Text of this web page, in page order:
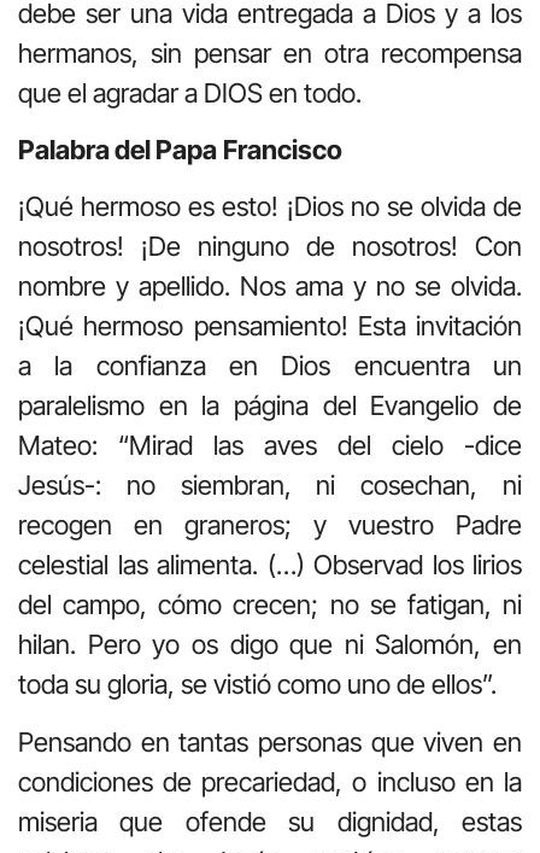
debe ser una vida entregada a Dios y a los
hermanos, sin pensar en otra recompensa
que el agradar a DIOS en todo.
Palabra del Papa Francisco
¡Qué hermoso es esto! ¡Dios no se olvida de
nosotros! ¡De ninguno de nosotros! Con
nombre y apellido. Nos ama y no se olvida.
¡Qué hermoso pensamiento! Esta invitación
a la confianza en Dios encuentra un
paralelismo en la página del Evangelio de
Mateo: “Mirad las aves del cielo -dice
Jesús-: no siembran, ni cosechan, ni
recogen en graneros; y vuestro Padre
celestial las alimenta. (…) Observad los lirios
del campo, cómo crecen; no se fatigan, ni
hilan. Pero yo os digo que ni Salomón, en
toda su gloria, se vistió como uno de ellos”.
Pensando en tantas personas que viven en
condiciones de precariedad, o incluso en la
miseria que ofende su dignidad, estas